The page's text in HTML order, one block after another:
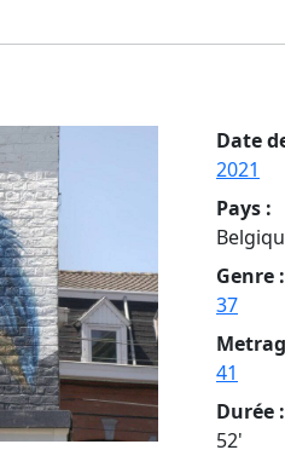
Date
2021
Pays :
Genre :
37
41
Durée :
52'